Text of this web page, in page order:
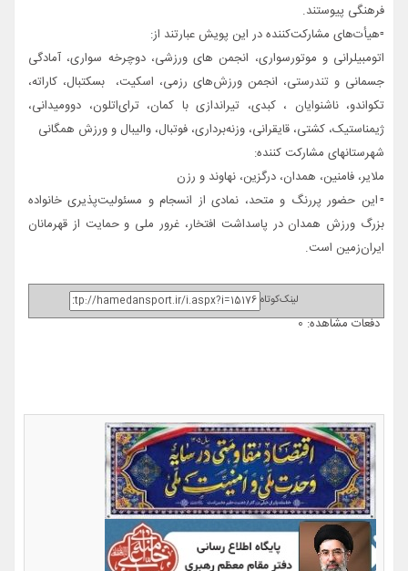
فرهنگی پیوستند.
▫️هیأت‌های مشارکت‌کننده در این پویش عبارتند از:
اتومبیلرانی و موتورسواری، انجمن های ورزشی، دوچرخه سواری، آمادگی
جسمانی و تندرستی، انجمن ورزش‌های رزمی، اسکیت، بسکتبال، کاراته،
تکواندو، ناشنوایان ، کبدی، تیراندازی با کمان، ترای‌اتلون، دوومیدانی،
ژیمناستیک، کشتی، قایقرانی، وزنه‌برداری، فوتبال، والیبال و ورزش همگانی
شهرستانهای مشارکت کننده:
ملایر، فامنین، همدان، درگزین، نهاوند و رزن
▫️این حضور پررنگ و متحد، نمادی از انسجام و مسئولیت‌پذیری خانواده
بزرگ ورزش همدان در پاسداشت افتخار، غرور ملی و حمایت از قهرمانان
ایران‌زمین است.
لینک‌کوتاه
دفعات مشاهده: 0